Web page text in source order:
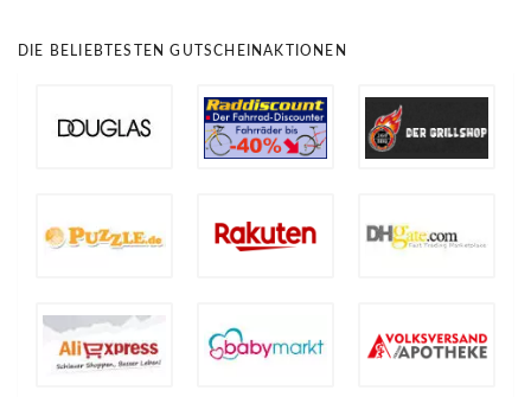
DIE BELIEBTESTEN GUTSCHEINAKTIONEN